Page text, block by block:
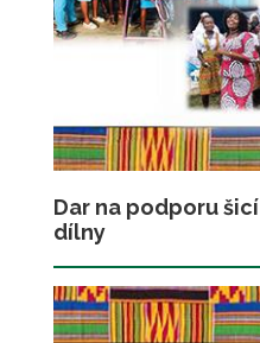
Dar na podporu šicí
dílny